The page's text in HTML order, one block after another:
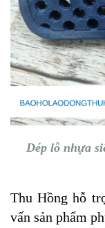
Dép lỗ nhựa
Thu Hồng hỗ
vấn sản phẩm